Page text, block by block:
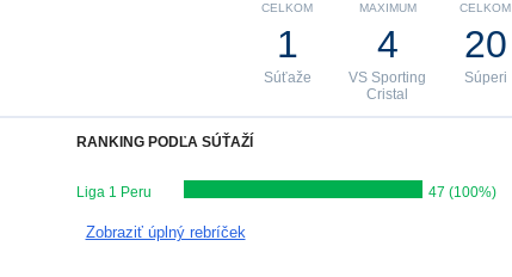
CELKOM
20
Súperi
MAXIMUM
4
VS Sporting
Cristal
CELKOM
1
Súťaže
RANKING PODĽA SÚŤAŽÍ
Liga 1 Peru 47 (100%)
Zobraziť úplný rebríček